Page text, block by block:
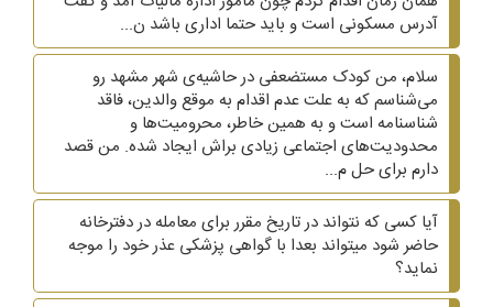
آدرس مسکونی است و باید حتما اداری باشد ن...
سلام، من کودک مستضعفی در حاشیه‌ی شهر مشهد رو
می‌شناسم که به علت عدم اقدام به موقع والدین، فاقد
شناسنامه است و به همین خاطر، محرومیت‌ها و
محدودیت‌های اجتماعی زیادی براش ایجاد شده. من قصد
دارم برای حل م...
آیا کسی که نتواند در تاریخ مقرر برای معامله در دفترخانه
حاضر شود میتواند بعدا با گواهی پزشکی عذر خود را موجه
نماید؟